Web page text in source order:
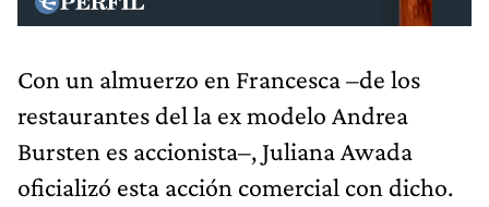
Con un almuerzo en Francesca –de los
restaurantes del la ex modelo Andrea
Bursten es accionista–, Juliana Awada
oficializó esta acción comercial con dicho.